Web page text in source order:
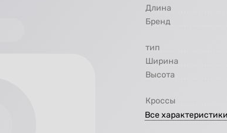
Длина
Бренд
тип
Ширина
Высота
Кроссы
Все характеристики